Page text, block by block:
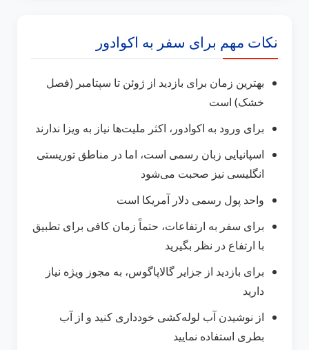
نکات مهم برای سفر به اکوادور
بهترین زمان برای بازدید از ژوئن تا سپتامبر (فصل
خشک) است
برای ورود به اکوادور، اکثر ملیت‌ها نیاز به ویزا ندارند
اسپانیایی زبان رسمی است، اما در مناطق توریستی
انگلیسی نیز صحبت می‌شود
واحد پول رسمی دلار آمریکا است
برای سفر به ارتفاعات، حتماً زمان کافی برای تطبیق
با ارتفاع در نظر بگیرید
برای بازدید از جزایر گالاپاگوس، به مجوز ویژه نیاز
دارید
از نوشیدن آب لوله‌کشی خودداری کنید و از آب
بطری استفاده نمایید